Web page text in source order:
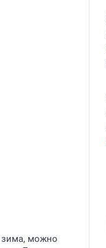
зима, можно